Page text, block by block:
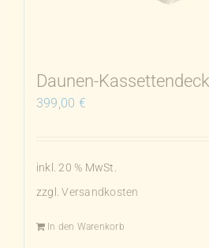
gewählt
werden
Daunen-
399,00 €
inkl. 20 % MwSt.
zzgl.Versandkosten
In den Warenkorb